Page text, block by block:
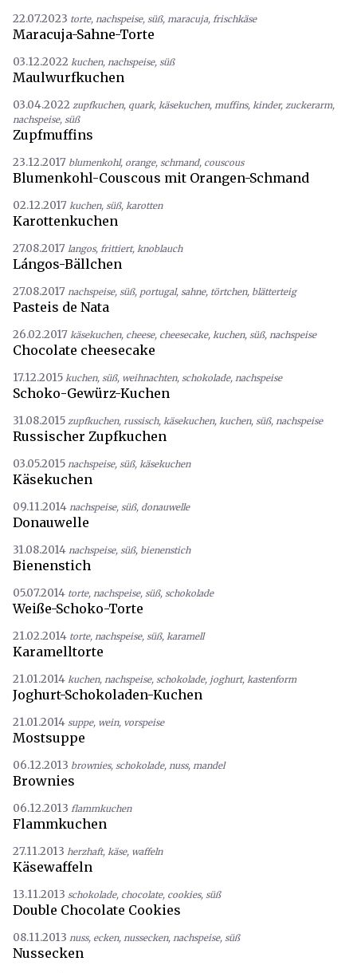
22.07.2023 torte, nachspeise, süß, maracuja, frischkäse
Maracuja-Sahne-Torte
03.12.2022 kuchen, nachspeise, süß
Maulwurfkuchen
03.04.2022 zupfkuchen, quark, käsekuchen, muffins, kinder, zuckerarm,
nachspeise, süß
Zupfmuffins
23.12.2017 blumenkohl, orange, schmand, couscous
Blumenkohl-Couscous mit Orangen-Schmand
02.12.2017 kuchen, süß, karotten
Karottenkuchen
27.08.2017 langos, frittiert, knoblauch
Lángos-Bällchen
27.08.2017 nachspeise, süß, portugal, sahne, törtchen, blätterteig
Pasteis de Nata
26.02.2017 käsekuchen, cheese, cheesecake, kuchen, süß, nachspeise
Chocolate cheesecake
17.12.2015 kuchen, süß, weihnachten, schokolade, nachspeise
Schoko-Gewürz-Kuchen
31.08.2015 zupfkuchen, russisch, käsekuchen, kuchen, süß, nachspeise
Russischer Zupfkuchen
03.05.2015 nachspeise, süß, käsekuchen
Käsekuchen
09.11.2014 nachspeise, süß, donauwelle
Donauwelle
31.08.2014 nachspeise, süß, bienenstich
Bienenstich
05.07.2014 torte, nachspeise, süß, schokolade
Weiße-Schoko-Torte
21.02.2014 torte, nachspeise, süß, karamell
Karamelltorte
21.01.2014 kuchen, nachspeise, schokolade, joghurt, kastenform
Joghurt-Schokoladen-Kuchen
21.01.2014 suppe, wein, vorspeise
Mostsuppe
06.12.2013 brownies, schokolade, nuss, mandel
Brownies
06.12.2013 flammkuchen
Flammkuchen
27.11.2013 herzhaft, käse, waffeln
Käsewaffeln
13.11.2013 schokolade, chocolate, cookies, süß
Double Chocolate Cookies
08.11.2013 nuss, ecken, nussecken, nachspeise, süß
Nussecken